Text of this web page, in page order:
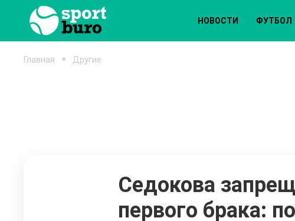
НОВОСТИ ФУТБОЛ
Главная Другие
Седокова
первого брака: